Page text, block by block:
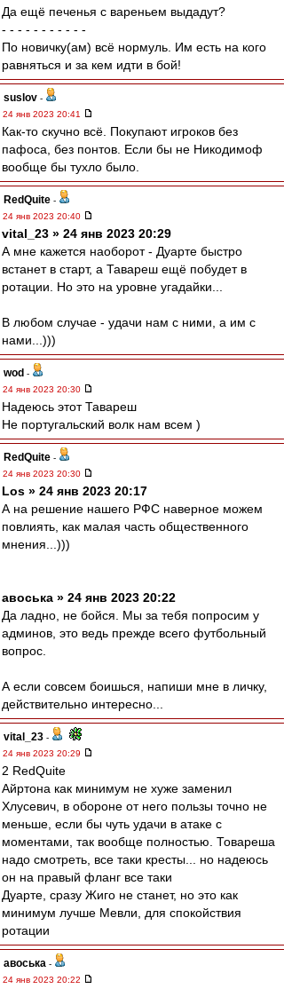
Да ещё печенья с вареньем выдадут?
- - - - - - - - - - -
По новичку(ам) всё нормуль. Им есть на кого
равняться и за кем идти в бой!
suslov -
24 янв 2023 20:41
Как-то скучно всё. Покупают игроков без
пафоса, без понтов. Если бы не Никодимоф
вообще бы тухло было.
RedQuite -
24 янв 2023 20:40
vital_23 » 24 янв 2023 20:29
А мне кажется наоборот - Дуарте быстро
встанет в старт, а Тавареш ещё побудет в
ротации. Но это на уровне угадайки...
В любом случае - удачи нам с ними, а им с
нами...)))
wod -
24 янв 2023 20:30
Надеюсь этот Тавареш
Не португальский волк нам всем )
RedQuite -
24 янв 2023 20:30
Los » 24 янв 2023 20:17
А на решение нашего РФС наверное можем
повлиять, как малая часть общественного
мнения...)))
авоська » 24 янв 2023 20:22
Да ладно, не бойся. Мы за тебя попросим у
админов, это ведь прежде всего футбольный
вопрос.
А если совсем боишься, напиши мне в личку,
действительно интересно...
vital_23 -
24 янв 2023 20:29
2 RedQuite
Айртона как минимум не хуже заменил
Хлусевич, в обороне от него пользы точно не
меньше, если бы чуть удачи в атаке с
моментами, так вообще полностью. Товареша
надо смотреть, все таки кресты... но надеюсь
он на правый фланг все таки
Дуарте, сразу Жиго не станет, но это как
минимум лучше Мевли, для спокойствия
ротации
авоська -
24 янв 2023 20:22